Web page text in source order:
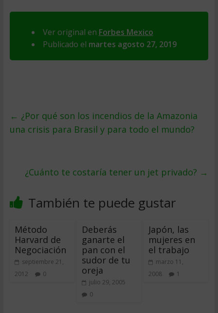
Ver original en Forbes Mexico
Publicado el martes agosto 27, 2019
← ¿Por qué son los incendios de la Amazonia
una crisis para Brasil y para todo el mundo?
¿Cuánto te costaría tener un jet privado? →
También te puede gustar
Método
Harvard de
Negociación
septiembre 21,
2012
0
Deberás
ganarte el
pan con el
sudor de tu
oreja
julio 29, 2005
0
Japón, las
mujeres en
el trabajo
marzo 11,
2008
1